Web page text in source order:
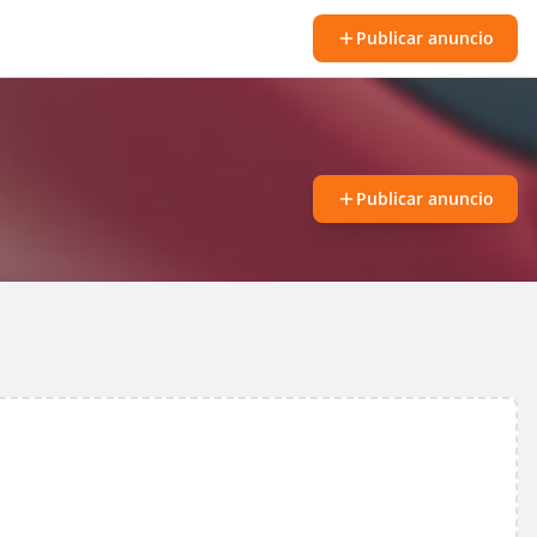
Publicar anuncio
Publicar anuncio